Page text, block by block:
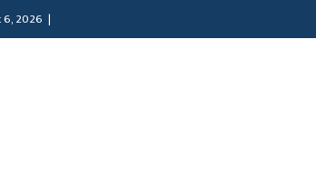
6, 2026 |